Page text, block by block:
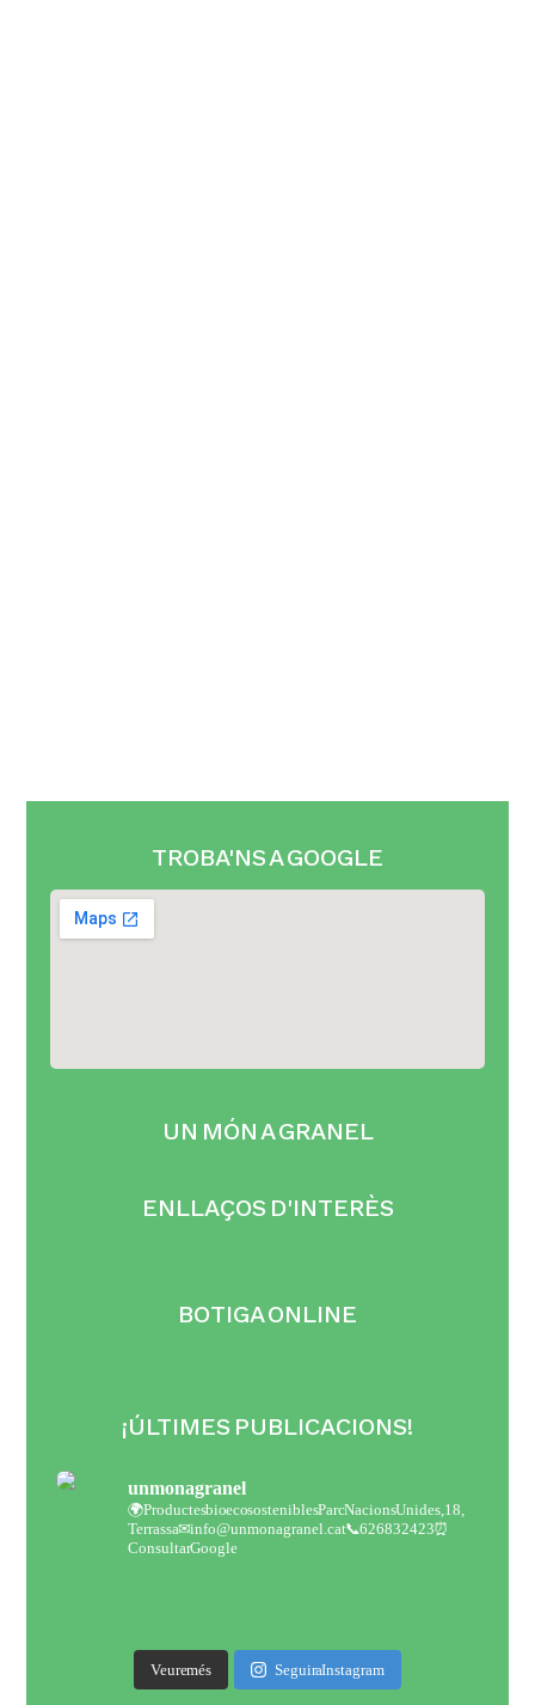
TROBA'NS A GOOGLE
UN MÓN A GRANEL
ENLLAÇOS D'INTERÈS
BOTIGA ONLINE
¡ÚLTIMES PUBLICACIONS!
unmonagranel
🌍Productes bio eco sosteniblesParc Nacions Unides,18,
Terrassa✉ info@unmonagranel.cat📞 626832423⏰
Consultar Google
Veure més Seguir a Instagram